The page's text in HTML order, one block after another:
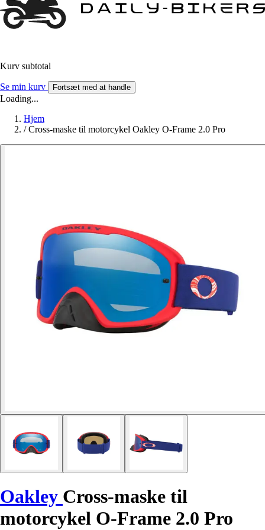
Kurv subtotal
Se min kurv Fortsæt med at handle
Loading...
Hjem
/ Cross-maske til motorcykel Oakley O-Frame 2.0 Pro
Oakley Cross-maske til
motorcykel O-Frame 2.0 Pro